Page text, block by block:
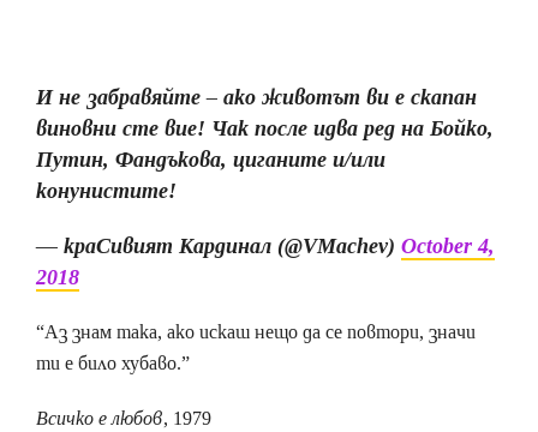
И не забравяйте – ако животът ви е скапан
виновни сте вие! Чак после идва ред на Бойко,
Путин, Фандъкова, циганите и/или
конунистите!
— краСивият Кардинал (@VMachev) October 4,
2018
“Аз знам така, ако искаш нещо да се повтори, значи
ти е било хубаво.”
Всичко е любов, 1979